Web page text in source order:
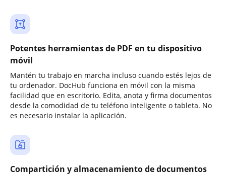
Potentes herramientas de PDF en tu dispositivo
móvil
Mantén tu trabajo en marcha incluso cuando estés lejos de
tu ordenador. DocHub funciona en móvil con la misma
facilidad que en escritorio. Edita, anota y firma documentos
desde la comodidad de tu teléfono inteligente o tableta. No
es necesario instalar la aplicación.
Compartición y almacenamiento de documentos